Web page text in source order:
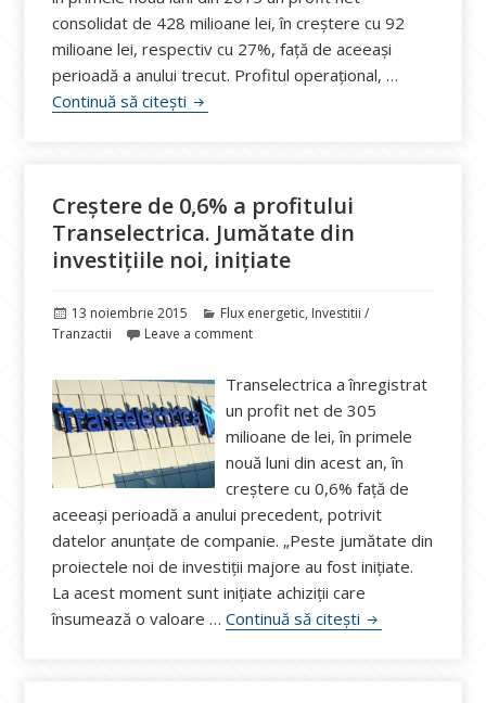
consolidat de 428 milioane lei, în creştere cu 92
milioane lei, respectiv cu 27%, faţă de aceeași
perioadă a anului trecut. Profitul operaţional, …
Continuă să citești Electrica: Profitul net a crescut cu 27%
Creștere de 0,6% a profitului
Transelectrica. Jumătate din
investițiile noi, inițiate
Publicat
pe
13 noiembrie 2015 Categorii
Flux energetic, Investitii /
Tranzactii
Leave a comment
Transelectrica a înregistrat
un profit net de 305
milioane de lei, în primele
nouă luni din acest an, în
creştere cu 0,6% faţă de
aceeaşi perioadă a anului precedent, potrivit
datelor anunţate de companie. „Peste jumătate din
proiectele noi de investiţii majore au fost iniţiate.
La acest moment sunt iniţiate achiziţii care
însumează o valoare …Continuă să citești Creștere de